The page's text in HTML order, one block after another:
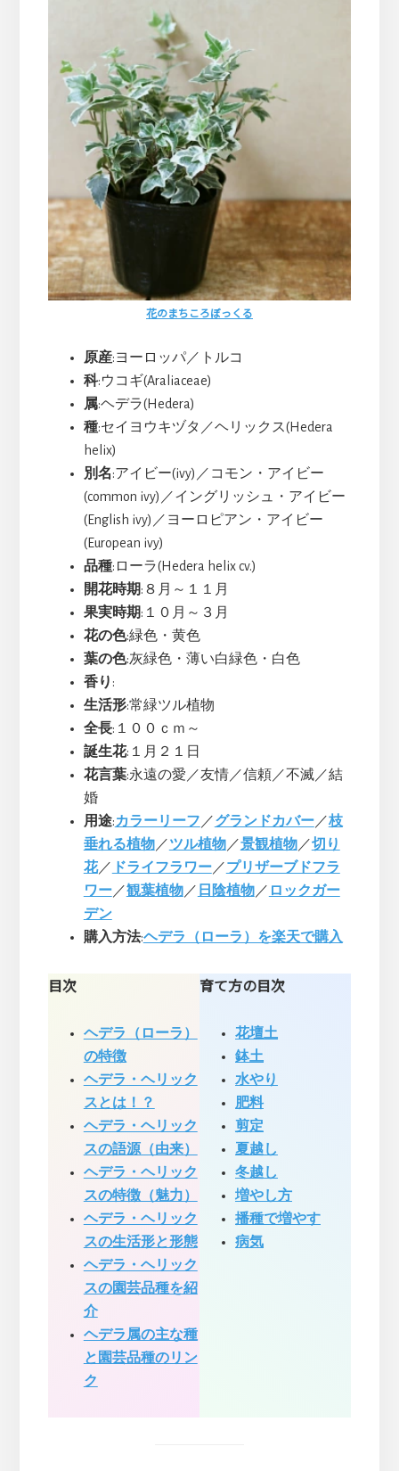
花のまちころぼっくる
原産:ヨーロッパ／トルコ
科:ウコギ(Araliaceae)
属:ヘデラ(Hedera)
種:セイヨウキヅタ／ヘリックス(Hedera
helix)
別名:アイビー(ivy)／コモン・アイビー
(common ivy)／イングリッシュ・アイビー
(English ivy)／ヨーロピアン・アイビー
(European ivy)
品種:ローラ(Hedera helix cv.)
開花時期:８月～１１月
果実時期:１０月～３月
花の色:緑色・黄色
葉の色:灰緑色・薄い白緑色・白色
香り :
生活形:常緑ツル植物
全長:１００ｃｍ～
誕生花:１月２１日
花言葉:永遠の愛／友情／信頼／不滅／結
婚
用途:カラーリーフ ／グランドカバー／枝
垂れる植物／ツル植物／景観植物／切り
花／ ドライフラワー／プリザーブドフラ
ワー／観葉植物／ 日陰植物／ ロックガー
デン
購入方法:ヘデラ（ローラ）を楽天で購入
目次
ヘデラ（ローラ）
の特徴
ヘデラ・ヘリック
スとは！？
ヘデラ・ヘリック
スの語源（由来）
ヘデラ・ヘリック
スの特徴（魅力）
ヘデラ・ヘリック
スの生活形と形態
ヘデラ・ヘリック
スの園芸品種を紹
介
ヘデラ属の主な種
と園芸品種のリン
ク
育て方の目次
花壇土
鉢土
水やり
肥料
剪定
夏越し
冬越し
増やし方
播種で増やす
病気